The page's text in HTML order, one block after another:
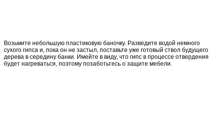
Возьмите небольшую пластиковую баночку. Разведите водой немного
сухого гипса и, пока он не застыл, поставьте уже готовый ствол будущего
дерева в середину банки. Имейте в виду, что гипс в процессе отвердения
будет нагреваться, поэтому позаботьтесь о защите мебели.